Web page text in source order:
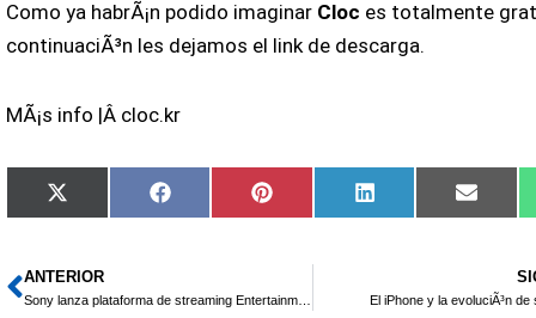
Como ya habrÃ¡n podido imaginar Cloc es totalmente
continuaciÃ³n les dejamos el link de descarga.
MÃ¡s info |Â cloc.kr
Compartir
en
X
(Twitter)
Compartir
en
Facebook
Compartir
en
Pinterest
Compartir
en
LinkedIn
en
Email
Ant
ANTERIOR
Sony lanza plataforma de streaming Entertainment Network El iPhone y la evoluciÃ³n de